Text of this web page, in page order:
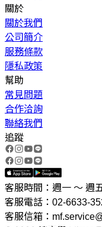
關於
關於我們
公司簡介
服務條款
隱私政策
幫助
常見問題
合作洽詢
聯絡我們
追蹤
客服時間：週一 ～ 週
客服電話：02-6633-
客服信箱：